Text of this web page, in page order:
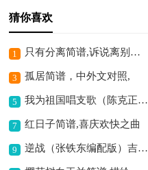
猜你喜欢
1 只有分离简谱,诉说离别哀愁
3 孤居简谱，中外文对照,
5 我为祖国唱支歌（陈克正词 肖冷曲）歌曲简谱,抒发爱国深情
7 红日子简谱,喜庆欢快之曲
9 逆战（张铁东编配版）吉他谱六线谱,热血战斗之曲